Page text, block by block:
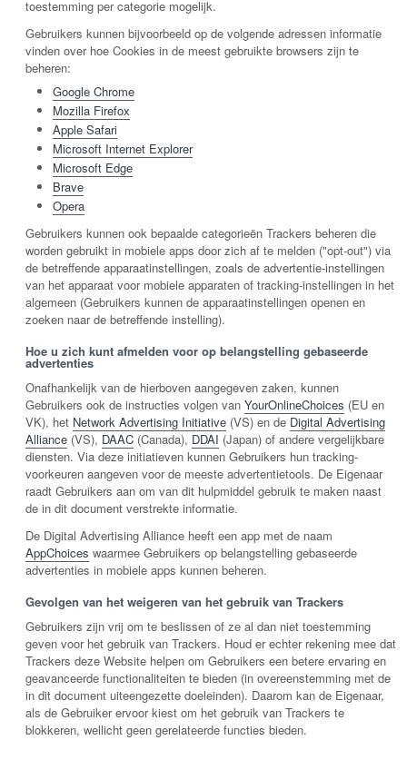
toestemming per categorie mogelijk.
Gebruikers kunnen bijvoorbeeld op de volgende adressen informatie
vinden over hoe Cookies in de meest gebruikte browsers zijn te
beheren:
Google Chrome
Mozilla Firefox
Apple Safari
Microsoft Internet Explorer
Microsoft Edge
Brave
Opera
Gebruikers kunnen ook bepaalde categorieën Trackers beheren die
worden gebruikt in mobiele apps door zich af te melden ("opt-out") via
de betreffende apparaatinstellingen, zoals de advertentie-instellingen
van het apparaat voor mobiele apparaten of tracking-instellingen in het
algemeen (Gebruikers kunnen de apparaatinstellingen openen en
zoeken naar de betreffende instelling).
Hoe u zich kunt afmelden voor op belangstelling gebaseerde
advertenties
Onafhankelijk van de hierboven aangegeven zaken, kunnen
Gebruikers ook de instructies volgen van YourOnlineChoices (EU en
VK), het Network Advertising Initiative (VS) en de Digital Advertising
Alliance (VS), DAAC (Canada), DDAI (Japan) of andere vergelijkbare
diensten. Via deze initiatieven kunnen Gebruikers hun tracking-
voorkeuren aangeven voor de meeste advertentietools. De Eigenaar
raadt Gebruikers aan om van dit hulpmiddel gebruik te maken naast
de in dit document verstrekte informatie.
De Digital Advertising Alliance heeft een app met de naam
AppChoices waarmee Gebruikers op belangstelling gebaseerde
advertenties in mobiele apps kunnen beheren.
Gevolgen van het weigeren van het gebruik van Trackers
Gebruikers zijn vrij om te beslissen of ze al dan niet toestemming
geven voor het gebruik van Trackers. Houd er echter rekening mee dat
Trackers deze Website helpen om Gebruikers een betere ervaring en
geavanceerde functionaliteiten te bieden (in overeenstemming met de
in dit document uiteengezette doeleinden). Daarom kan de Eigenaar,
als de Gebruiker ervoor kiest om het gebruik van Trackers te
blokkeren, wellicht geen gerelateerde functies bieden.